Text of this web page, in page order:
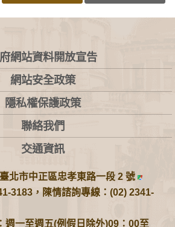
網站資料開放宣告
網站安全政策
隱私權保護政策
聯絡我們
交通資訊
北市中正區忠孝東路一段 2 號
3183，陳情諮詢專線：(02) 2341-
週一至週五(例假日除外)09：00至